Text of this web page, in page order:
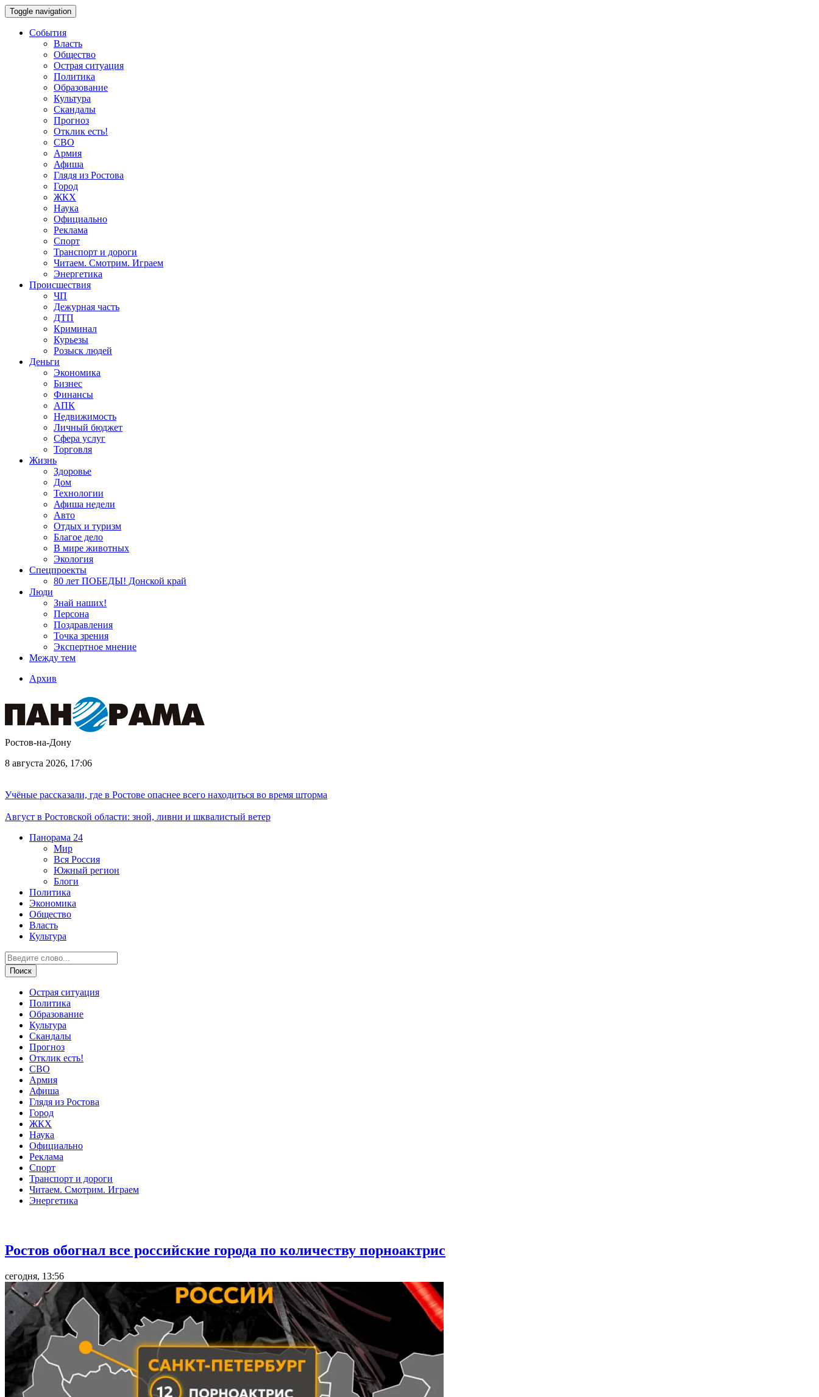
Toggle navigation
События
Власть
Общество
Острая ситуация
Политика
Образование
Культура
Скандалы
Прогноз
Отклик есть!
СВО
Армия
Афиша
Глядя из Ростова
Город
ЖКХ
Наука
Официально
Реклама
Спорт
Транспорт и дороги
Читаем. Смотрим. Играем
Энергетика
Происшествия
ЧП
Дежурная часть
ДТП
Криминал
Курьезы
Розыск людей
Деньги
Экономика
Бизнес
Финансы
АПК
Недвижимость
Личный бюджет
Сфера услуг
Торговля
Жизнь
Здоровье
Дом
Технологии
Афиша недели
Авто
Отдых и туризм
Благое дело
В мире животных
Экология
Спецпроекты
80 лет ПОБЕДЫ! Донской край
Люди
Знай наших!
Персона
Поздравления
Точка зрения
Экспертное мнение
Между тем
Архив
Ростов-на-Дону
8 августа 2026, 17:06
Учёные рассказали, где в Ростове опаснее всего находиться во время шторма
Август в Ростовской области: зной, ливни и шквалистый ветер
Панорама 24
Мир
Вся Россия
Южный регион
Блоги
Политика
Экономика
Общество
Власть
Культура
Острая ситуация
Политика
Образование
Культура
Скандалы
Прогноз
Отклик есть!
СВО
Армия
Афиша
Глядя из Ростова
Город
ЖКХ
Наука
Официально
Реклама
Спорт
Транспорт и дороги
Читаем. Смотрим. Играем
Энергетика
Ростов обогнал все российские города по количеству порноактрис
сегодня, 13:56